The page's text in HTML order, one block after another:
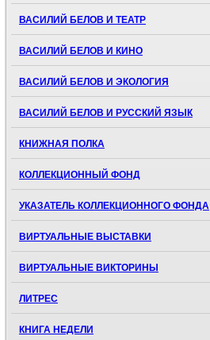
ВАСИЛИЙ БЕЛОВ И ТЕАТР
ВАСИЛИЙ БЕЛОВ И КИНО
ВАСИЛИЙ БЕЛОВ И ЭКОЛОГИЯ
ВАСИЛИЙ БЕЛОВ И РУССКИЙ ЯЗЫК
КНИЖНАЯ ПОЛКА
КОЛЛЕКЦИОННЫЙ ФОНД
УКАЗАТЕЛЬ КОЛЛЕКЦИОННОГО ФОНДА
ВИРТУАЛЬНЫЕ ВЫСТАВКИ
ВИРТУАЛЬНЫЕ ВИКТОРИНЫ
ЛИТРЕС
КНИГА НЕДЕЛИ